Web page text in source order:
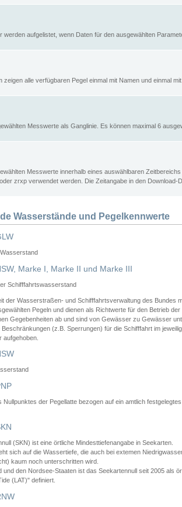
werden aufgelistet, wenn Daten für den ausgewählten
zeigen alle verfügbaren Pegel einmal mit Namen und einmal
Messwerte als Ganglinie. Es können maximal 6
Messwerte innerhalb eines auswählbaren
zrxp verwendet werden. Die Zeitangabe in den Download-
Wasserstände und Pegelkennwerte
Marke I, Marke II und Marke III
Schifffahrtswasserstand
der Wasserstraßen- und Schifffahrtsverwaltung des Bundes
Pegeln und dienen als Richtwerte für den Betrieb
Gegebenheiten ab und sind von Gewässer zu Gewässer
(z.B. Sperrungen) für die Schifffahrt im
aufgehoben.
Nullpunktes der Pegellatte bezogen auf ein amtlich festgelegtes
(SKN) ist eine örtliche Mindesttiefenangabe in Seekarten.
sich auf die Wassertiefe, die auch bei extemen
kaum noch unterschritten wird.
und den Nordsee-Staaten ist das Seekartennull seit 2005 als
(LAT)" definiert.